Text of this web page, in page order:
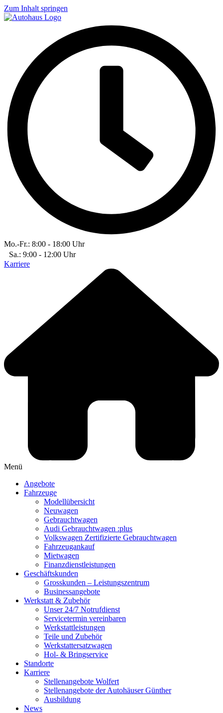
Zum Inhalt springen
Mo.-Fr.: 8:00 - 18:00 Uhr
Sa.: 9:00 - 12:00 Uhr
Karriere
Menü
Angebote
Fahrzeuge
Modellübersicht
Neuwagen
Gebrauchtwagen
Audi Gebrauchtwagen :plus
Volkswagen Zertifizierte Gebrauchtwagen
Fahrzeugankauf
Mietwagen
Finanzdienstleistungen
Geschäftskunden
Grosskunden – Leistungszentrum
Businessangebote
Werkstatt & Zubehör
Unser 24/7 Notrufdienst
Servicetermin vereinbaren
Werkstattleistungen
Teile und Zubehör
Werkstattersatzwagen
Hol- & Bringservice
Standorte
Karriere
Stellenangebote Wolfert
Stellenangebote der Autohäuser Günther
Ausbildung
News